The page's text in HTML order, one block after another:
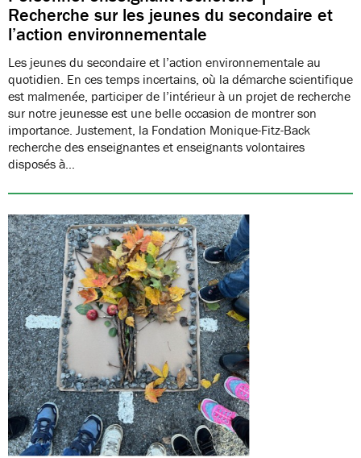
Recherche sur les jeunes du secondaire et
l’action environnementale
Les jeunes du secondaire et l’action environnementale au
quotidien. En ces temps incertains, où la démarche scientifique
est malmenée, participer de l’intérieur à un projet de recherche
sur notre jeunesse est une belle occasion de montrer son
importance. Justement, la Fondation Monique-Fitz-Back
recherche des enseignantes et enseignants volontaires
disposés à…